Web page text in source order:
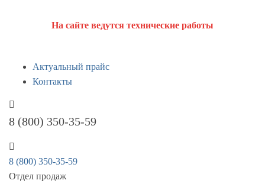
На сайте ведутся технические работы
Актуальный прайс
Контакты
8 (800) 350-35-59
8 (800) 350-35-59
Отдел продаж